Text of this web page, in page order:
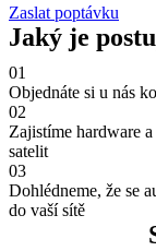
Zaslat poptávku
Jaký je
01
Objednáte si u nás
02
Zajistíme hardware
satelit
03
Dohlédneme, že se
do vaší sítě